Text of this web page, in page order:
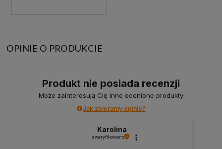
OPINIE O PRODUKCIE
Produkt nie posiada recenzji
Może zainteresują Cię inne ocenione produkty
Jak zbieramy opinie?
Karolina
zweryfikowano